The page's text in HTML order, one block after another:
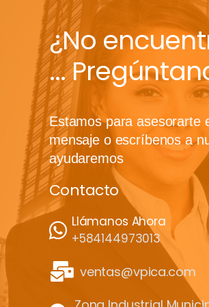
¿No
...
Estamos para asesorarte
mensaje o escríbenos a
ayudaremos
Contacto
Llámanos Ahora
+584144973013
ventas@vpica.com